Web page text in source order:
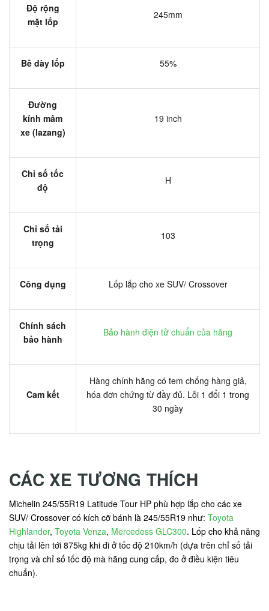
Độ rộng
mặt lốp
245mm
Bề dày lốp 55%
Đường
kính mâm
xe (lazang)
19 inch
Chỉ số tốc
độ
H
Chỉ số tải
trọng
103
Công dụng Lốp lắp cho xe SUV/ Crossover
Chính sách
bảo hành
Bảo hành điện tử chuẩn của hãng
Cam kết
Hàng chính hãng có tem chống hàng giả,
hóa đơn chứng từ đầy đủ. Lỗi 1 đổi 1 trong
30 ngày
CÁC XE TƯƠNG THÍCH
Michelin 245/55R19 Latitude Tour HP phù hợp lắp cho các xe
SUV/ Crossover có kích cỡ bánh là 245/55R19 như: Toyota
Highlander, Toyota Venza, Mercedess GLC300. Lốp cho khả năng
chịu tải lên tới 875kg khi đi ở tốc độ 210km/h (dựa trên chỉ số tải
trọng và chỉ số tốc độ mà hãng cung cấp, đo ở điều kiện tiêu
chuẩn).